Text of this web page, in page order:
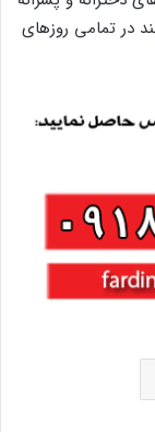
در تمامی روزهای